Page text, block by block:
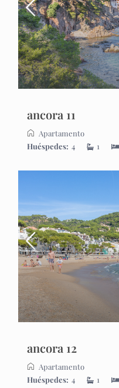
ancora 11
Apartamento
Huéspedes: 4 1
ancora 12
Apartamento
Huéspedes: 4 1